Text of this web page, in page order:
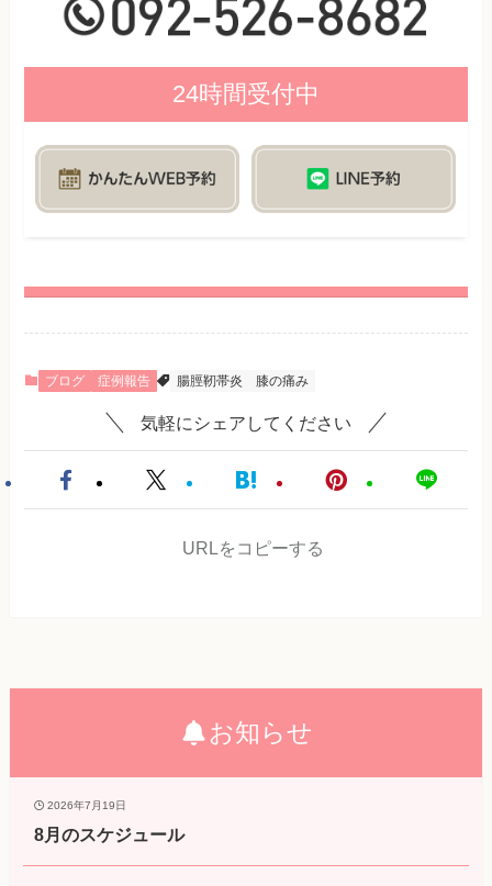
24時間受付中
ブログ 症例報告 腸脛靭帯炎 膝の痛み
気軽にシェアしてください
URLをコピーする
お知らせ
2026年7月19日
8月のスケジュール